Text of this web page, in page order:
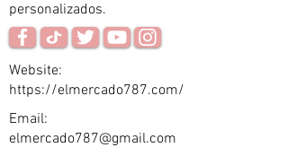
personalizados.
Website:
https://elmercado787.com/
Email:
elmercado787@gmail.com